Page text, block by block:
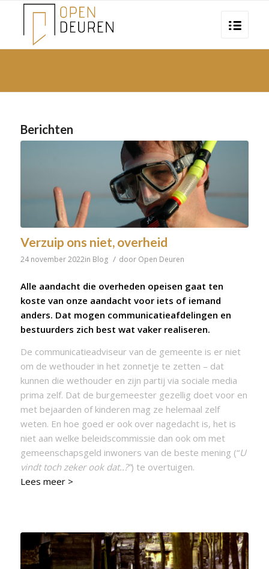
Berichten
Verzuip ons niet, overheid
24 november 2022in Blog / door Open Deuren
Alle aandacht die overheden opeisen gaat ten
koste van onze aandacht voor iets of iemand
anders. Dat mogen communicatieafdelingen en
bestuurders zich best wat vaker realiseren.
De communicatieadviseur van de gemeente is er niet
om de wethouder in het zonnetje te zetten – dat
kunnen die wethouder en zijn partij via sociale media
prima zelf. Dat de burgemeester gezellig doet voor en
met bejaarden of kinderen mag ze helemaal zelf
weten. En hoe goed er ook over nagedacht is, het is
niet aan welke beleidscommissie dan ook om met
gemeenschapsgeld inwoners van de beste mening (“U
vindt toch zeker ook dat..?”) te overtuigen.
Lees meer >